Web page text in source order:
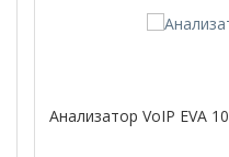
Анализатор VoIP EVA 10